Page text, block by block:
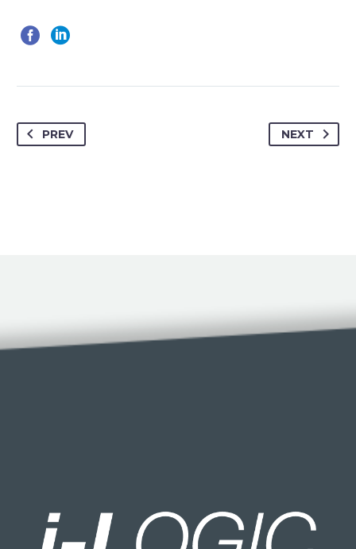
PREV NEXT